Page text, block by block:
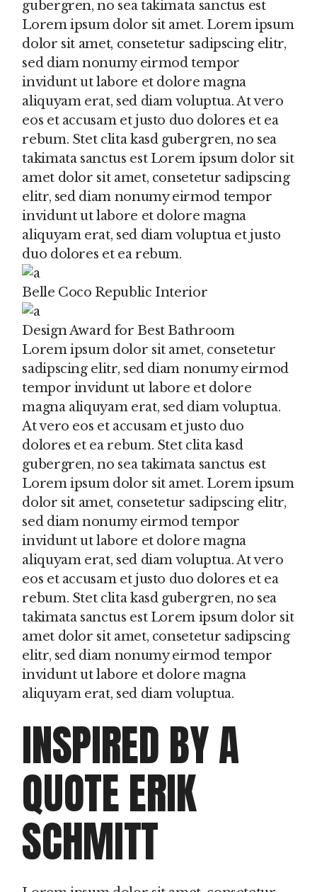
gubergren, no sea takimata sanctus est
Lorem ipsum dolor sit amet. Lorem ipsum
dolor sit amet, consetetur sadipscing elitr,
sed diam nonumy eirmod tempor
invidunt ut labore et dolore magna
aliquyam erat, sed diam voluptua. At vero
eos et accusam et justo duo dolores et ea
rebum. Stet clita kasd gubergren, no sea
takimata sanctus est Lorem ipsum dolor sit
amet dolor sit amet, consetetur sadipscing
elitr, sed diam nonumy eirmod tempor
invidunt ut labore et dolore magna
aliquyam erat, sed diam voluptua et justo
duo dolores et ea rebum.
Belle Coco Republic Interior
Design Award for Best Bathroom
Lorem ipsum dolor sit amet, consetetur
sadipscing elitr, sed diam nonumy eirmod
tempor invidunt ut labore et dolore
magna aliquyam erat, sed diam voluptua.
At vero eos et accusam et justo duo
dolores et ea rebum. Stet clita kasd
gubergren, no sea takimata sanctus est
Lorem ipsum dolor sit amet. Lorem ipsum
dolor sit amet, consetetur sadipscing elitr,
sed diam nonumy eirmod tempor
invidunt ut labore et dolore magna
aliquyam erat, sed diam voluptua. At vero
eos et accusam et justo duo dolores et ea
rebum. Stet clita kasd gubergren, no sea
takimata sanctus est Lorem ipsum dolor sit
amet dolor sit amet, consetetur sadipscing
elitr, sed diam nonumy eirmod tempor
invidunt ut labore et dolore magna
aliquyam erat, sed diam voluptua.
INSPIRED BY A
QUOTE ERIK
SCHMITT